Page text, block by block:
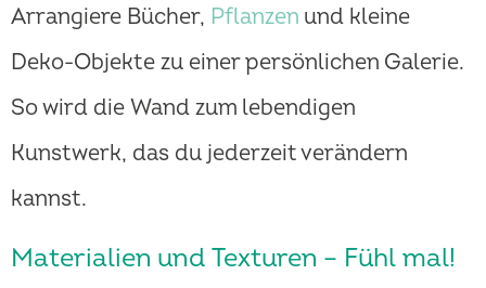
Arrangiere Bücher, Pflanzen und kleine
Deko-Objekte zu einer persönlichen Galerie.
So wird die Wand zum lebendigen
Kunstwerk, das du jederzeit verändern
kannst.
Materialien und Texturen – Fühl mal!